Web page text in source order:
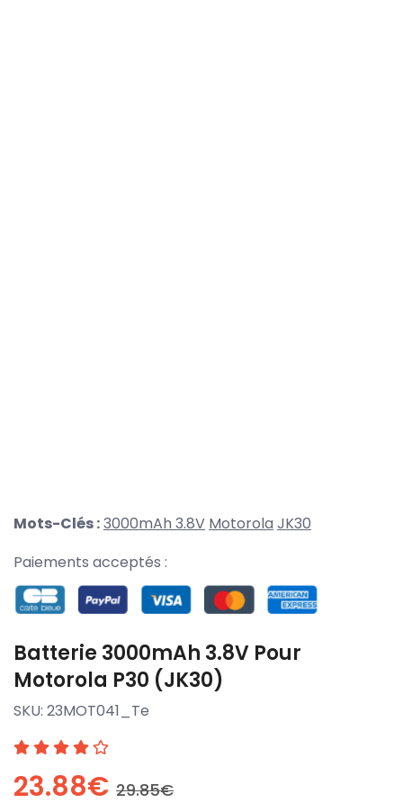
Mots-Clés :3000mAh 3.8V Motorola JK30
Paiements acceptés :
Batterie 3000mAh 3.8V Pour
Motorola P30 (JK30)
SKU: 23MOT041_Te
23.88€ 29.85€